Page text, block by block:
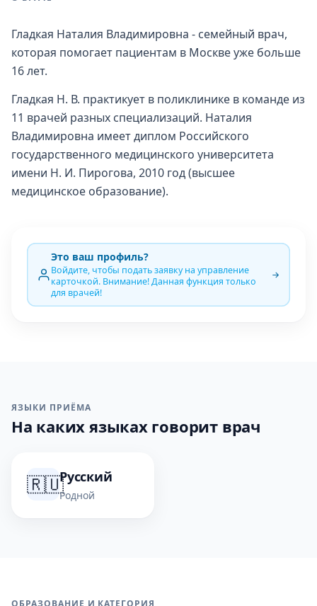
Гладкая Наталия Владимировна - семейный врач,
которая помогает пациентам в Москве уже больше
16 лет.
Гладкая Н. В. практикует в поликлинике в команде из
11 врачей разных специализаций. Наталия
Владимировна имеет диплом Российского
государственного медицинского университета
имени Н. И. Пирогова, 2010 год (высшее
медицинское образование).
Это ваш профиль?
Войдите, чтобы подать заявку на управление
карточкой. Внимание! Данная функция только
для врачей!
ЯЗЫКИ ПРИЁМА
На каких языках говорит врач
🇷🇺Русский
Родной
ОБРАЗОВАНИЕ И КАТЕГОРИЯ